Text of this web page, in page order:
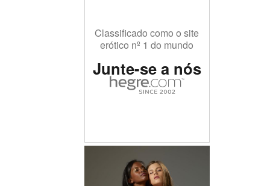
Classificado como o site
erótico nº 1 do mundo
Junte-se a nós